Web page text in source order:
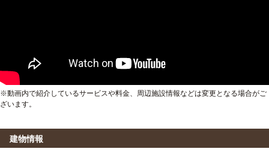
※動画内で紹介しているサービスや料金、周辺施設情報などは変更となる場合がご
ざいます。
建物情報